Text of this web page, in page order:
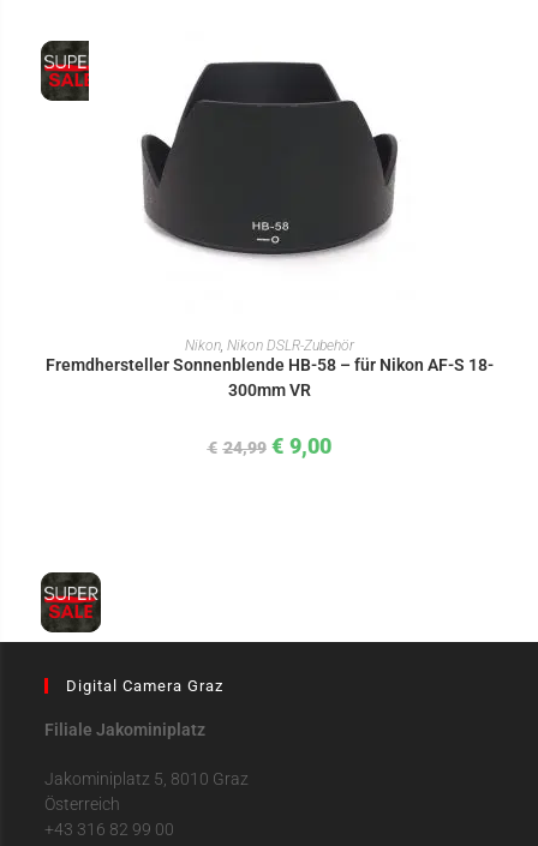
IN DEN WARENKORB
Nikon, Nikon DSLR-Zubehör
Fremdhersteller Sonnenblende HB-58 – für Nikon AF-S 18-
300mm VR
€ 24,99 € 9,00
Digital Camera Graz
Filiale Jakominiplatz
Jakominiplatz 5, 8010 Graz
Österreich
+43 316 82 99 00